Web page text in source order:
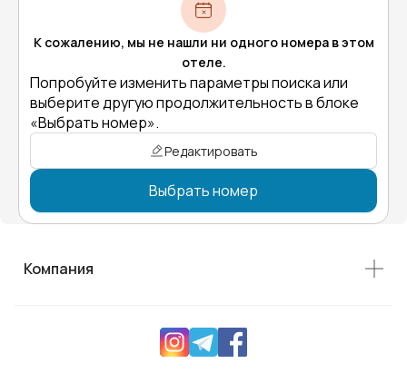
К сожалению, мы не нашли ни одного номера в этом
отеле.
Попробуйте изменить параметры поиска или
выберите другую продолжительность в блоке
«Выбрать номер».
Редактировать
Выбрать номер
Компания